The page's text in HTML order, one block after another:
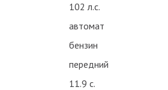
102 л.с.
автомат
бензин
передний
11.9 с.